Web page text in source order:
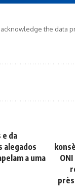
the data
da
alegados
a uma